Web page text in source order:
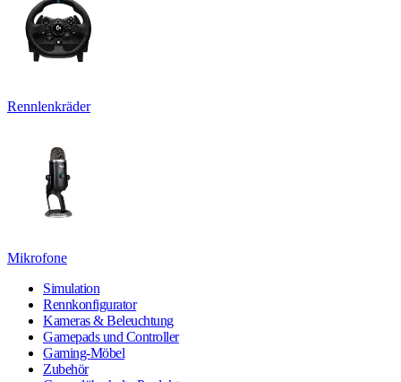
Rennlenkräder
Mikrofone
Simulation
Rennkonfigurator
Kameras & Beleuchtung
Gamepads und Controller
Gaming-Möbel
Zubehör